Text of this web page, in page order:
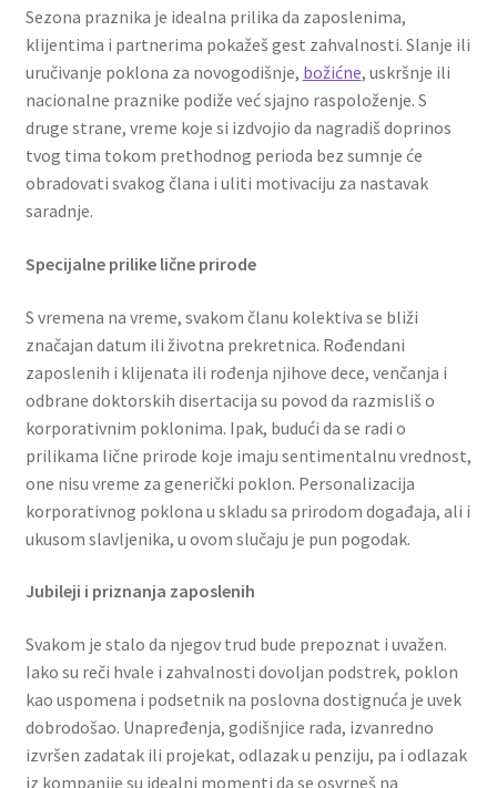
Pokloni za devojku
My account
Partners
Poklon aranžmani
Premium čokolada
Prijava za masterclass
Prirodni proizvodi
Privacy Policy
Prodavnica
Product page
Sezona praznika je idealna prilika da zaposlenima,
klijentima i partnerima pokažeš gest zahvalnosti. Slanje ili
uručivanje poklona za novogodišnje, božićne, uskršnje ili
nacionalne praznike podiže već sjajno raspoloženje. S
druge strane, vreme koje si izdvojio da nagradiš doprinos
tvog tima tokom prethodnog perioda bez sumnje će
obradovati svakog člana i uliti motivaciju za nastavak
saradnje.
Specijalne prilike lične prirode
S vremena na vreme, svakom članu kolektiva se bliži
značajan datum ili životna prekretnica. Rođendani
zaposlenih i klijenata ili rođenja njihove dece, venčanja i
odbrane doktorskih disertacija su povod da razmisliš o
korporativnim poklonima. Ipak, budući da se radi o
prilikama lične prirode koje imaju sentimentalnu vrednost,
one nisu vreme za generički poklon. Personalizacija
korporativnog poklona u skladu sa prirodom događaja, ali i
ukusom slavljenika, u ovom slučaju je pun pogodak.
Jubileji i priznanja zaposlenih
Svakom je stalo da njegov trud bude prepoznat i uvažen.
Iako su reči hvale i zahvalnosti dovoljan podstrek, poklon
kao uspomena i podsetnik na poslovna dostignuća je uvek
dobrodošao. Unapređenja, godišnjice rada, izvanredno
izvršen zadatak ili projekat, odlazak u penziju, pa i odlazak
iz kompanije su idealni momenti da se osvrneš na